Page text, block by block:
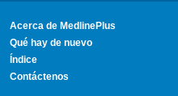
Acerca de MedlinePlus
Qué hay de nuevo
Índice
Contáctenos